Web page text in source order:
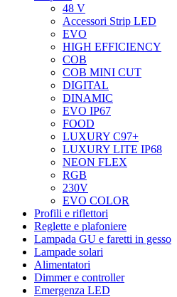
48 V
Accessori Strip LED
EVO
HIGH EFFICIENCY
COB
COB MINI CUT
DIGITAL
DINAMIC
EVO IP67
FOOD
LUXURY C97+
LUXURY LITE IP68
NEON FLEX
RGB
230V
EVO COLOR
Profili e riflettori
Reglette e plafoniere
Lampada GU e faretti in gesso
Lampade solari
Alimentatori
Dimmer e controller
Emergenza LED